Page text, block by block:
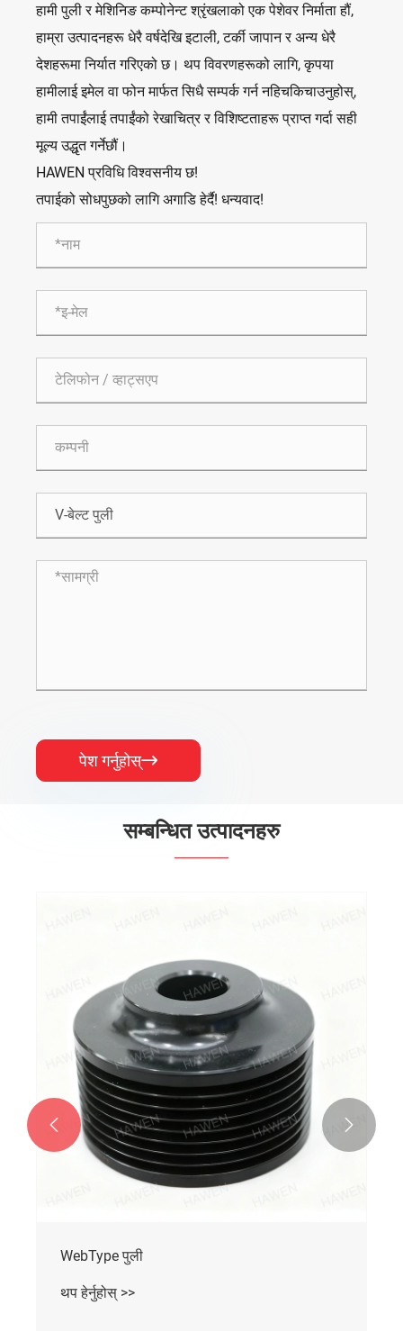
हामी पुली र मेशिनिङ कम्पोनेन्ट श्रृंखलाको एक पेशेवर निर्माता हौं,
हाम्रा उत्पादनहरू धेरै वर्षदेखि इटाली, टर्की जापान र अन्य धेरै
देशहरूमा निर्यात गरिएको छ। थप विवरणहरूको लागि, कृपया
हामीलाई इमेल वा फोन मार्फत सिधै सम्पर्क गर्न नहिचकिचाउनुहोस्,
हामी तपाईंलाई तपाईंको रेखाचित्र र विशिष्टताहरू प्राप्त गर्दा सही
मूल्य उद्धृत गर्नेछौं।
HAWEN प्रविधि विश्वसनीय छ!
तपाईको सोधपुछको लागि अगाडि हेर्दै! धन्यवाद!
पेश गर्नुहोस्
सम्बन्धित उत्पादनहरु
WebType पुली
थप हेर्नुहोस् >>
 